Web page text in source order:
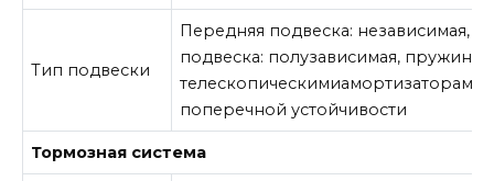
Тип подвески
Передняя подвеска: независимая,
подвеска: полузависимая,
телескопическимиамортизаторами
поперечной устойчивости
Тормозная система